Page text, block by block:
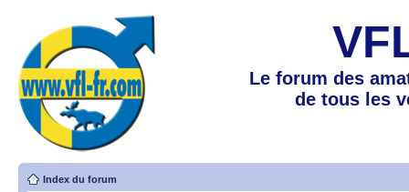
Le forum des
de tous les
Index du forum